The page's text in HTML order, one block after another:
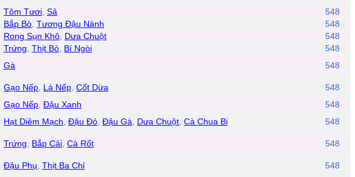
Tôm Tươi Sả
548
Bắp Bò Tương Đậu Nành
548
Rong Sụn Khô Dưa Chuột
548
Trứng Thịt Bò Bí Ngòi
548
Gà
548
Gạo Nếp Lá Nếp Cốt Dừa
548
Gạo Nếp Đậu Xanh
548
Hạt Diêm Mạch Đậu Đỏ Đậu Gà Dưa Chuột Cà Chua Bi
548
Trứng Bắp Cải Cà Rốt
548
Đậu Phụ Thịt Ba Chỉ
548